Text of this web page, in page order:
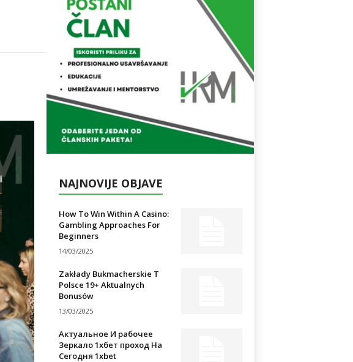
NAJNOVIJE OBJAVE
How To Win Within A Casino:
Gambling Approaches For
Beginners
14/03/2025
Zakłady Bukmacherskie T
Polsce 19+ Aktualnych
Bonusów
13/03/2025
Актуальное И рабочее
Зеркало 1хбет проход На
Сегодня 1xbet